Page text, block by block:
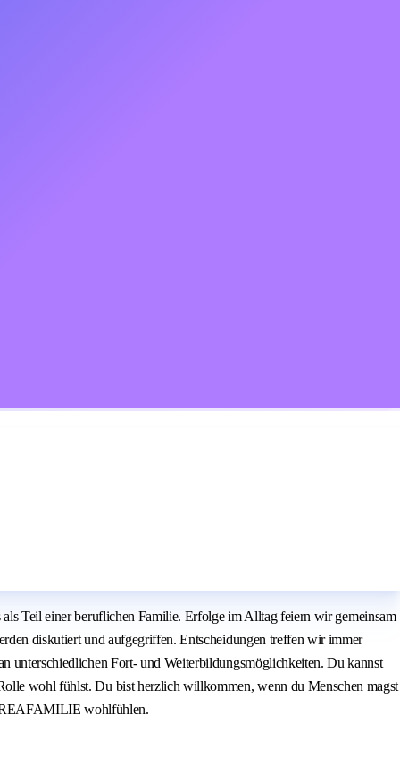
Teil einer beruflichen Familie. Erfolge im Alltag feiern wir gemeinsam
diskutiert und aufgegriffen. Entscheidungen treffen wir immer
unterschiedlichen Fort- und Weiterbildungsmöglichkeiten. Du kannst
wohl fühlst. Du bist herzlich willkommen, wenn du Menschen magst
wohlfühlen.